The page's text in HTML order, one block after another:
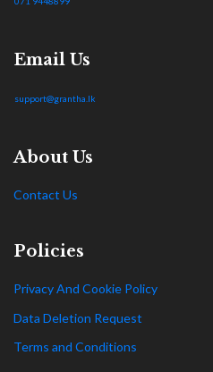
Email Us
support@grantha.lk
About Us
Contact Us
Policies
Privacy And Cookie Policy
Data Deletion Request
Terms and Conditions